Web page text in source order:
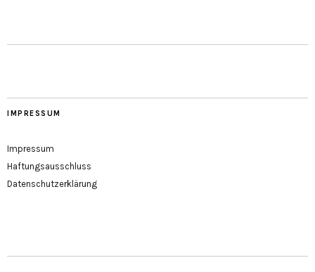
IMPRESSUM
Impressum
Haftungsausschluss
Datenschutzerklärung